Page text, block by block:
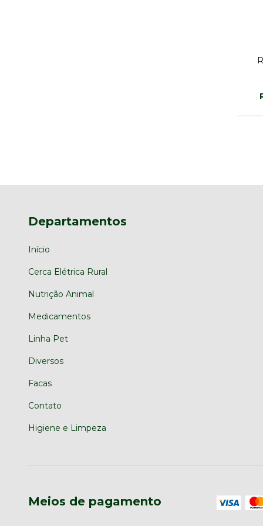
Departamentos
Início
Cerca Elétrica Rural
Nutrição Animal
Medicamentos
Linha Pet
Diversos
Facas
Contato
Higiene e Limpeza
Meios de pagamento